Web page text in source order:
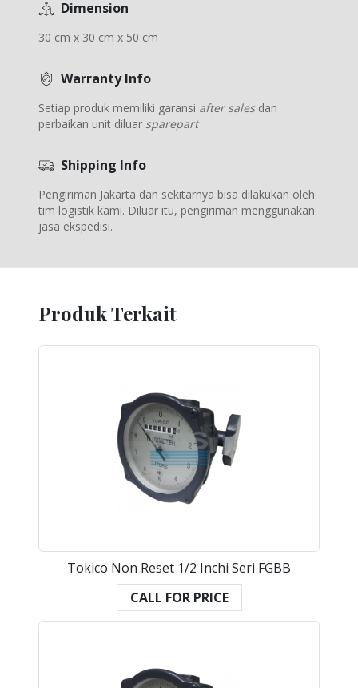
Dimension
30 cm x 30 cm x 50 cm
Warranty Info
Setiap produk memiliki garansi after salesdan
perbaikan unit diluar sparepart
Shipping Info
Pengiriman Jakarta dan sekitarnya bisa dilakukan oleh
tim logistik kami. Diluar itu, pengiriman menggunakan
jasa ekspedisi.
Produk Terkait
Tokico Non Reset 1/2 Inchi Seri FGBB
CALL FOR PRICE